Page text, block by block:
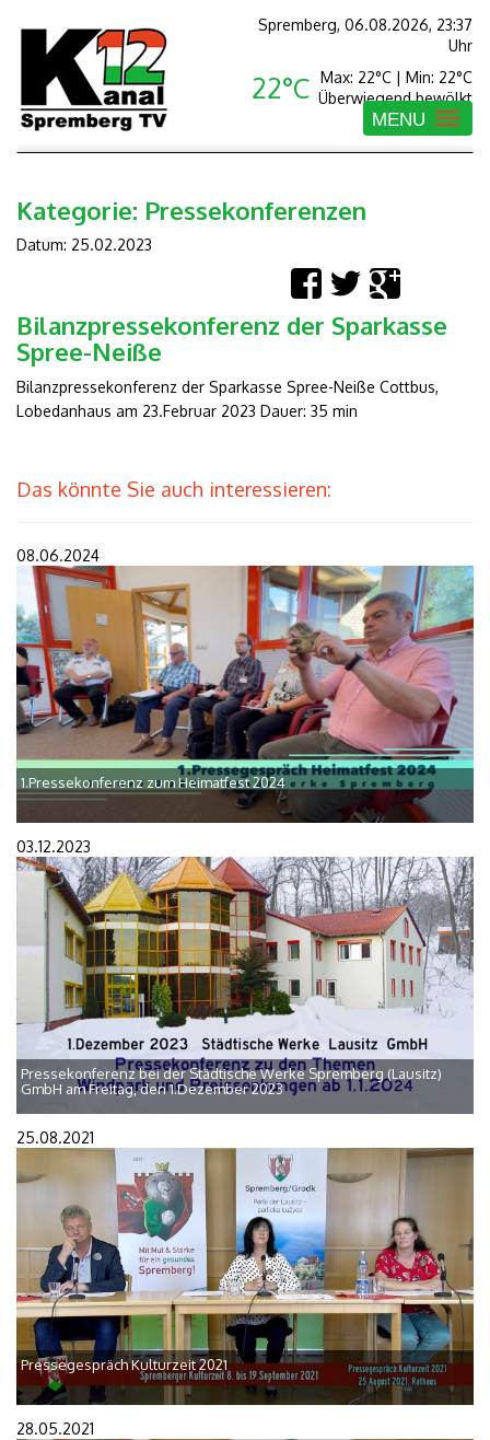
Spremberg, 06.08.2026, 23:37
Uhr
22°C Max: 22°C | Min: 22°C
Überwiegend bewölkt
Toggle
navigation
MENU
Kategorie: Pressekonferenzen
Datum: 25.02.2023
Bilanzpressekonferenz der Sparkasse
Spree-Neiße
Bilanzpressekonferenz der Sparkasse Spree-Neiße Cottbus,
Lobedanhaus am 23.Februar 2023 Dauer: 35 min
Das könnte Sie auch interessieren:
08.06.2024
1.Pressekonferenz zum Heimatfest 2024
03.12.2023
Pressekonferenz bei der Städtische Werke Spremberg (Lausitz)
GmbH am Freitag, den 1.Dezember 2023
25.08.2021
Pressegespräch Kulturzeit 2021
28.05.2021